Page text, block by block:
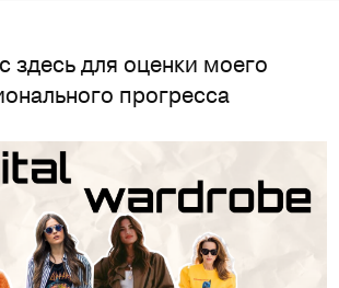
здесь для оценки моего
прогресса